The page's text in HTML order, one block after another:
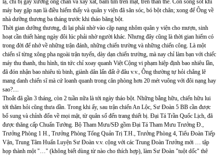
lạ, chỉ bị gẫy xương ống chân và xây xát, bầm tím trên mặt, trên thân thể. Còn sống sót khi
máy bay gặp nạn là điều hiếm thấy và quân y viện đã săn sóc, bó bột chân; xong để Ông về
nhà dưỡng thương ba tháng trước khi tháo băng bột.
Thời gian dưỡng thương, đi lại phải nhờ vào cặp nạng nhôm quân y viện cho mượn, sinh
hoạt cần thiết hàng ngày đôi lúc phải nhờ người khác. Nhưng đây cũng là thời gian hiếm có
trong đời để nhớ về những trận đánh, những chiến trường và những chiến công. Là một
chiến sĩ từng xông pha ngoài trận tuyến, dày dạn chiến trường, mà nay chỉ làm bạn với chiếc
máy thu thanh, thu hình, tin tức chỉ xoay quanh Việt Cộng vi phạm hiệp định bao nhiêu lần,
đã đón nhận bao nhiêu tù binh, giành dân lấn đất ở đâu v.v., Ông thường tự hỏi chẳng lẽ
mang danh chiến sĩ mà cứ loanh quanh trong căn phòng hơn 20 mét vuông với đôi nạng hay
sao?....
Thoắt đã gần 3 tháng, còn 2 tuần nữa là tới ngày tháo bột. Những bằng hữu, chiến hữu lui
tới thăm hỏi cũng thưa dần. Trong khi ấy, sau trận chiến An Lộc, Sư Đoàn 5 BB cần được
bổ sung và chỉnh đốn về mọi mặt, từ quân số đến trang thiết bị. Đại Tá Trần Quốc Lịch, đã
được thăng cấp Chuẩn Tướng. Bộ Tham Mưu/SĐ gồm Đại Tá Tham Mưu Trưởng Đ.,
Trưởng Phòng 1 H., Trưởng Phòng Tổng Quản Trị T.H., Trưởng Phòng 4, Tiểu Đoàn Tiếp
Vận, Trung Tâm Huấn Luyện Sư Đoàn v.v. cộng với các Trung Đoàn Trưởng mới … tập
họp thành một "…" (không biết dùng từ nào cho thích hợp), làm Sư Đoàn "tuột dốc" thê